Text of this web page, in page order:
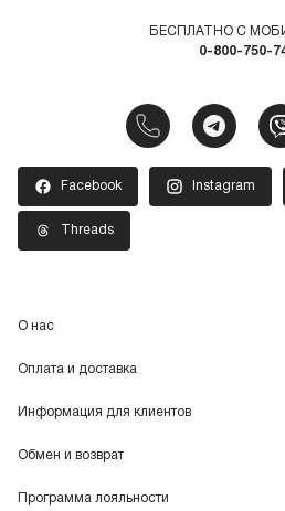
БЕСПЛАТНО С
0-800-750-
Facebook Instagram
Threads
О нас
Оплата и доставка
Информация для клиентов
Обмен и возврат
Программа лояльности